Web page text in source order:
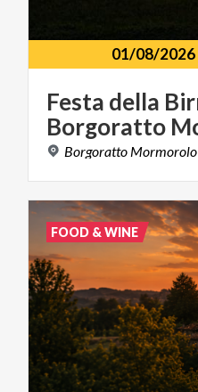
01/08/2026
Festa della
Borgoratto
Borgoratto Mormorolo
FOOD & WINE